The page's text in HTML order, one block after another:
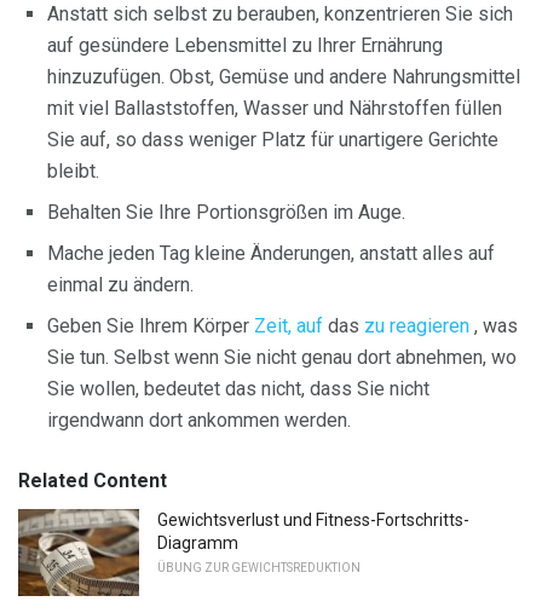
Anstatt sich selbst zu berauben, konzentrieren Sie sich
auf gesündere Lebensmittel zu Ihrer Ernährung
hinzuzufügen. Obst, Gemüse und andere Nahrungsmittel
mit viel Ballaststoffen, Wasser und Nährstoffen füllen
Sie auf, so dass weniger Platz für unartigere Gerichte
bleibt.
Behalten Sie Ihre Portionsgrößen im Auge.
Mache jeden Tag kleine Änderungen, anstatt alles auf
einmal zu ändern.
Geben Sie Ihrem Körper Zeit, auf das zu reagieren , was
Sie tun. Selbst wenn Sie nicht genau dort abnehmen, wo
Sie wollen, bedeutet das nicht, dass Sie nicht
irgendwann dort ankommen werden.
Related Content
Gewichtsverlust und Fitness-Fortschritts-
Diagramm
ÜBUNG ZUR GEWICHTSREDUKTION